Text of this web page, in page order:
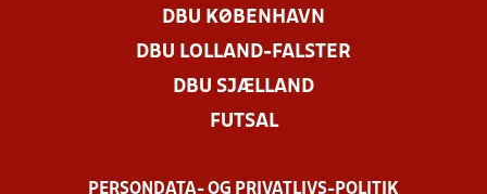
DBU KØBENHAVN
DBU LOLLAND-FALSTER
DBU SJÆLLAND
FUTSAL
PERSONDATA- OG PRIVATLIVS-POLITIK